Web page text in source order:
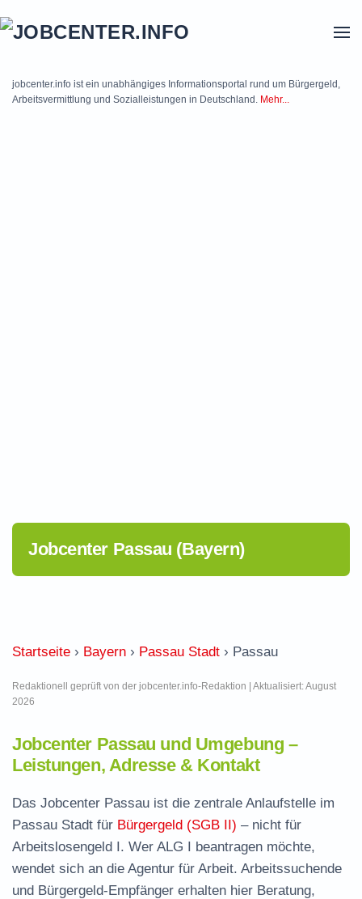
jobcenter.info ist ein unabhängiges Informationsportal rund um Bürgergeld,
Arbeitsvermittlung und Sozialleistungen in Deutschland. Mehr...
Jobcenter Passau (Bayern)
Startseite › Bayern › Passau Stadt › Passau
Redaktionell geprüft von der jobcenter.info-Redaktion | Aktualisiert: August
2026
Jobcenter Passau und Umgebung –
Leistungen, Adresse & Kontakt
Das Jobcenter Passau ist die zentrale Anlaufstelle im
Passau Stadt für Bürgergeld (SGB II) – nicht für
Arbeitslosengeld I. Wer ALG I beantragen möchte,
wendet sich an die Agentur für Arbeit. Arbeitssuchende
und Bürgergeld-Empfänger erhalten hier Beratung,